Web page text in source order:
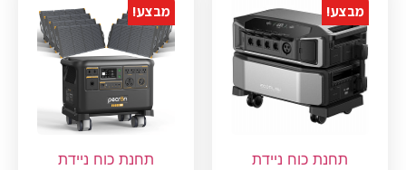
מבצע!
תחנת כוח ניידת
מבצע!
תחנת כוח ניידת